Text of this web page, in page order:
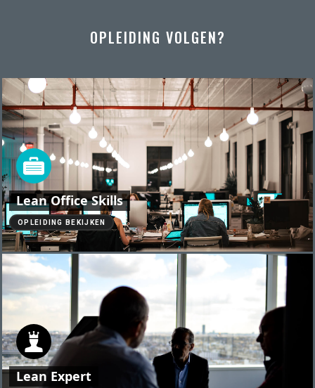
OPLEIDING VOLGEN?
Lean Office Skills
OPLEIDING BEKIJKEN
Lean Expert